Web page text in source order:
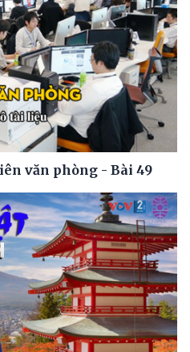
văn phòng - Bài 49